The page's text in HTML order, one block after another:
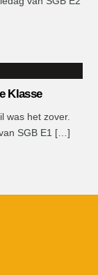
Klasse
was het zover.
SGB E1 […]